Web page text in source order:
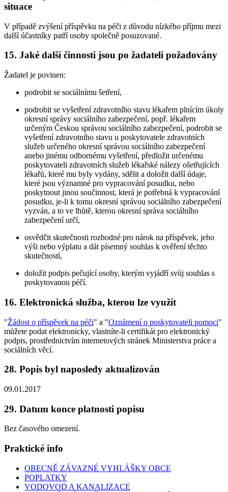
situace
V případě zvýšení příspěvku na péči z důvodu nízkého příjmu mezi
další účastníky patří osoby společně posuzované.
15. Jaké další činnosti jsou po žadateli požadovány
Žadatel je povinen:
podrobit se sociálnímu šetření,
podrobit se vyšetření zdravotního stavu lékařem plnícím úkoly
okresní správy sociálního zabezpečení, popř. lékařem
určeným Českou správou sociálního zabezpečení, podrobit se
vyšetření zdravotního stavu u poskytovatele zdravotních
služeb určeného okresní správou sociálního zabezpečení
anebo jinému odbornému vyšetření, předložit určenému
poskytovateli zdravotních služeb lékařské nálezy ošetřujících
lékařů, které mu byly vydány, sdělit a doložit další údaje,
které jsou významné pro vypracování posudku, nebo
poskytnout jinou součinnost, která je potřebná k vypracování
posudku, je-li k tomu okresní správou sociálního zabezpečení
vyzván, a to ve lhůtě, kterou okresní správa sociálního
zabezpečení určí,
osvědčit skutečnosti rozhodné pro nárok na příspěvek, jeho
výši nebo výplatu a dát písemný souhlas k ověření těchto
skutečností,
doložit podpis pečující osoby, kterým vyjádří svůj souhlas s
poskytovanou péčí.
16. Elektronická služba, kterou lze využít
"Žádost o příspěvek na péči" a "Oznámení o poskytovateli pomoci"
můžete podat elektronicky, vlastníte-li certifikát pro elektronický
podpis, prostřednictvím internetových stránek Ministerstva práce a
sociálních věcí.
28. Popis byl naposledy aktualizován
09.01.2017
29. Datum konce platnosti popisu
Bez časového omezení.
Praktické info
OBECNĚ ZÁVAZNÉ VYHLÁŠKY OBCE
POPLATKY
VODOVOD A KANALIZACE